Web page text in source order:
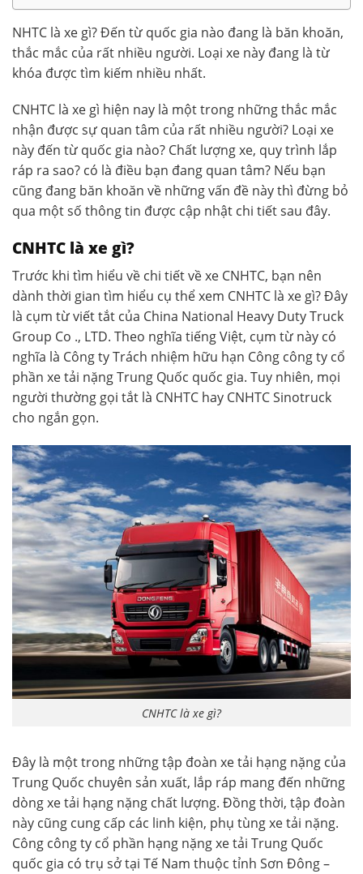
NHTC là xe gì? Đến từ quốc gia nào đang là băn khoăn,
thắc mắc của rất nhiều người. Loại xe này đang là từ
khóa được tìm kiếm nhiều nhất.
CNHTC là xe gì hiện nay là một trong những thắc mắc
nhận được sự quan tâm của rất nhiều người? Loại xe
này đến từ quốc gia nào? Chất lượng xe, quy trình lắp
ráp ra sao? có là điều bạn đang quan tâm? Nếu bạn
cũng đang băn khoăn về những vấn đề này thì đừng bỏ
qua một số thông tin được cập nhật chi tiết sau đây.
CNHTC là xe gì?
Trước khi tìm hiểu về chi tiết về xe CNHTC, bạn nên
dành thời gian tìm hiểu cụ thể xem CNHTC là xe gì? Đây
là cụm từ viết tắt của China National Heavy Duty Truck
Group Co ., LTD. Theo nghĩa tiếng Việt, cụm từ này có
nghĩa là Công ty Trách nhiệm hữu hạn Công công ty cổ
phần xe tải nặng Trung Quốc quốc gia. Tuy nhiên, mọi
người thường gọi tắt là CNHTC hay CNHTC Sinotruck
cho ngắn gọn.
CNHTC là xe gì?
Đây là một trong những tập đoàn xe tải hạng nặng của
Trung Quốc chuyên sản xuất, lắp ráp mang đến những
dòng xe tải hạng nặng chất lượng. Đồng thời, tập đoàn
này cũng cung cấp các linh kiện, phụ tùng xe tải nặng.
Công công ty cổ phần hạng nặng xe tải Trung Quốc
quốc gia có trụ sở tại Tế Nam thuộc tỉnh Sơn Đông –